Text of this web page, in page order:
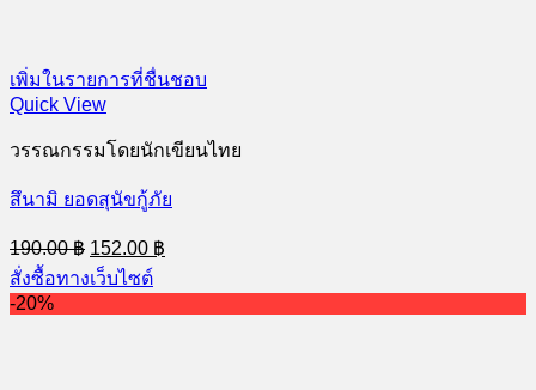
เพิ่มในรายการที่ชื่นชอบ
Quick View
วรรณกรรมโดยนักเขียนไทย
สึนามิ ยอดสุนัขกู้ภัย
190.00฿ Original
price
was:
190.00 ฿.
152.00 ฿
price
152.00 ฿.
สั่งซื้อทางเว็บไซต์
-20%